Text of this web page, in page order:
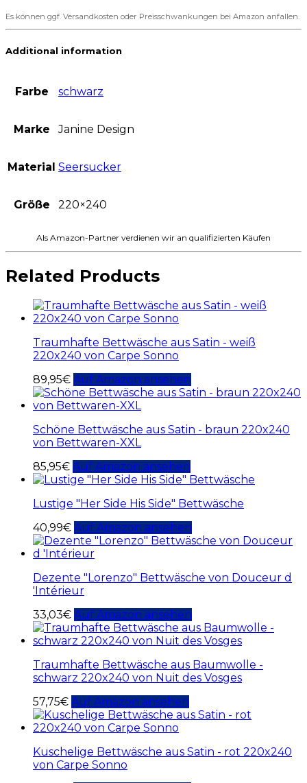
Es können ggf. Versandkosten oder Preisschwankungen bei Amazon anfallen.
Additional information
Farbe schwarz
Marke Janine Design
Material Seersucker
Größe 220×240
Als Amazon-Partner verdienen wir an qualifizierten Käufen
Related Products
Traumhafte Bettwäsche aus Satin - weiß
220x240 von Carpe Sonno
89,95€ Auf Amazon ansehen
Schöne Bettwäsche aus Satin - braun 220x240
von Bettwaren-XXL
85,95€ Auf Amazon ansehen
Lustige "Her Side His Side" Bettwäsche
40,99€ Auf Amazon ansehen
Dezente "Lorenzo" Bettwäsche von Douceur d
'Intérieur
33,03€ Auf Amazon ansehen
Traumhafte Bettwäsche aus Baumwolle -
schwarz 220x240 von Nuit des Vosges
57,75€ Auf Amazon ansehen
Kuschelige Bettwäsche aus Satin - rot 220x240
von Carpe Sonno